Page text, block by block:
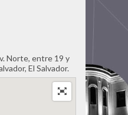
Norte, entre 19 y
El Salvador.
las Iglesias
Mutuo (GAM)
para la
la Democracia